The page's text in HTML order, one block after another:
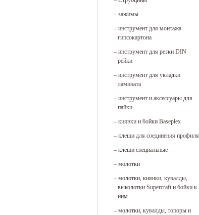
– зажимы
– инструмент для монтажа
гипсокартона
– инструмент для резки DIN
рейки
– инструмент для укладки
ламината
– инструмент и аксессуары для
пайки
– киянки и бойки Baseplex
– клещи для соединения профиля
– клещи специальные
– молотки
– молотки, киянки, кувалды,
выколотки Supercraft и бойки к
ним
– молотки, кувалды, топоры и